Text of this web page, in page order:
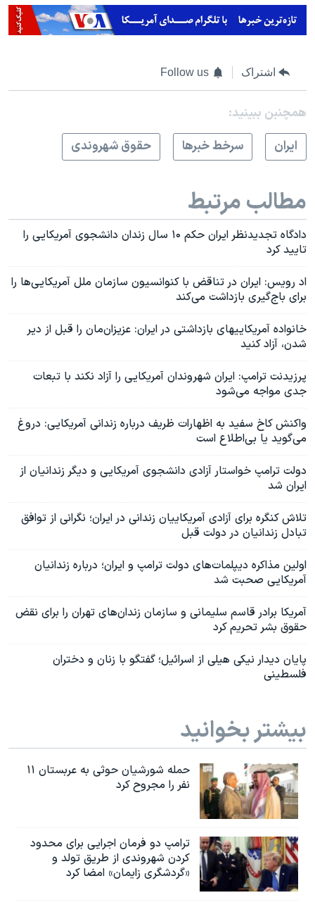
اشتراک Follow us
همچنبن ببینید:
ايران
سرخط خبرها حقوق شهروندی
مطالب مرتبط
دادگاه تجدیدنظر ایران حکم ۱۰ سال زندان دانشجوی آمریکایی را
تایید کرد
اد رویس: ایران در تناقض با کنوانسیون سازمان ملل آمریکایی‌ها را
برای باج‌گیری بازداشت می‌کند
خانواده آمریکاییهای بازداشتی در ایران: عزیزان‌مان را قبل از دیر
شدن، آزاد کنید
پرزیدنت ترامپ: ایران شهروندان آمریکایی را آزاد نکند با تبعات
جدی مواجه می‌شود
واکنش کاخ سفید به اظهارات ظریف درباره زندانی آمریکایی: دروغ
می‌گوید یا بی‌اطلاع است
دولت ترامپ خواستار آزادی دانشجوی آمریکایی و دیگر زندانیان از
ایران شد
تلاش کنگره برای آزادی آمریکاییان زندانی در ایران؛ نگرانی از توافق
تبادل زندانیان در دولت قبل
اولین مذاکره دیپلمات‌های دولت ترامپ و ایران؛ درباره زندانیان
آمریکایی صحبت شد
آمریکا برادر قاسم سلیمانی و سازمان‌ زندان‌های تهران را برای نقض
حقوق بشر تحریم کرد
پایان دیدار نیکی هیلی از اسرائیل؛ گفتگو با زنان و دختران
فلسطینی
بیشتر بخوانید
حمله شورشیان حوثی به عربستان ۱۱
نفر را مجروح کرد
ترامپ دو فرمان اجرایی برای محدود
کردن شهروندی از طریق تولد و
«گردشگری زایمان» امضا کرد